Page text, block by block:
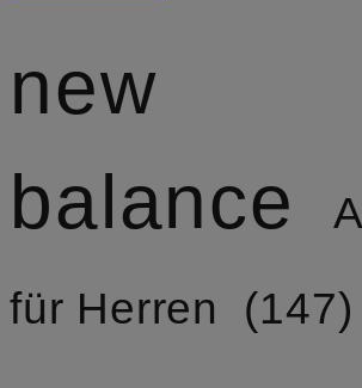
new
balance
für Herren
147